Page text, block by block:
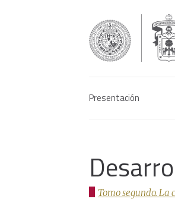
Presentación
Tomo segundo. La